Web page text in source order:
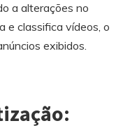
a alterações no
e classifica vídeos, o
exibidos.